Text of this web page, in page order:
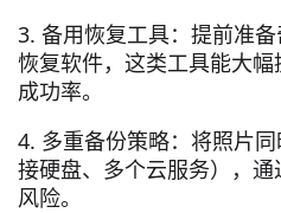
3. 备用恢复工具：提前准
恢复软件，这类工具能大
成功率。
4. 多重备份策略：将照片
接硬盘、多个云服务），
风险。